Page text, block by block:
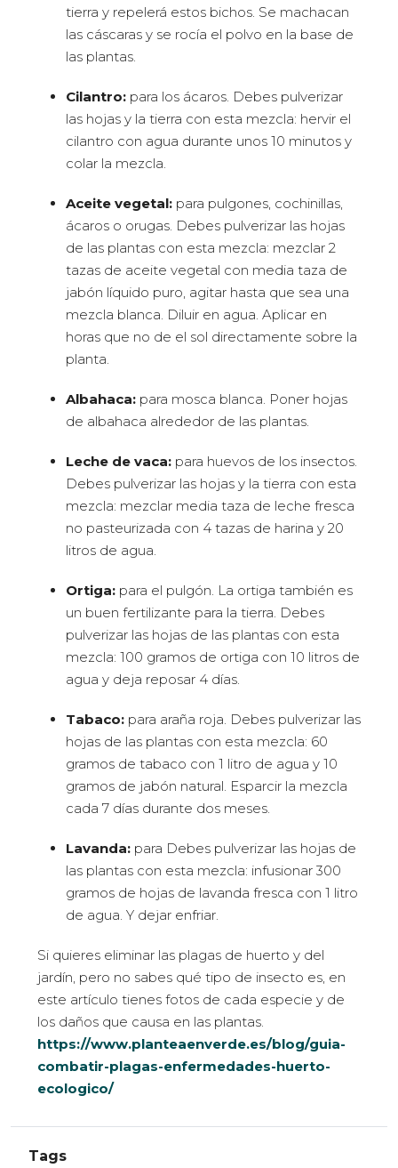
tierra y repelerá estos bichos. Se machacan
las cáscaras y se rocía el polvo en la base de
las plantas.
Cilantro: para los ácaros. Debes pulverizar
las hojas y la tierra con esta mezcla: hervir el
cilantro con agua durante unos 10 minutos y
colar la mezcla.
Aceite vegetal: para pulgones, cochinillas,
ácaros o orugas. Debes pulverizar las hojas
de las plantas con esta mezcla: mezclar 2
tazas de aceite vegetal con media taza de
jabón líquido puro, agitar hasta que sea una
mezcla blanca. Diluir en agua. Aplicar en
horas que no de el sol directamente sobre la
planta.
Albahaca: para mosca blanca. Poner hojas
de albahaca alrededor de las plantas.
Leche de vaca: para huevos de los insectos.
Debes pulverizar las hojas y la tierra con esta
mezcla: mezclar media taza de leche fresca
no pasteurizada con 4 tazas de harina y 20
litros de agua.
Ortiga: para el pulgón. La ortiga también es
un buen fertilizante para la tierra. Debes
pulverizar las hojas de las plantas con esta
mezcla: 100 gramos de ortiga con 10 litros de
agua y deja reposar 4 días.
Tabaco: para araña roja. Debes pulverizar las
hojas de las plantas con esta mezcla: 60
gramos de tabaco con 1 litro de agua y 10
gramos de jabón natural. Esparcir la mezcla
cada 7 días durante dos meses.
Lavanda: para Debes pulverizar las hojas de
las plantas con esta mezcla: infusionar 300
gramos de hojas de lavanda fresca con 1 litro
de agua. Y dejar enfriar.
Si quieres eliminar las plagas de huerto y del
jardín, pero no sabes qué tipo de insecto es, en
este artículo tienes fotos de cada especie y de
los daños que causa en las plantas.
https://www.planteaenverde.es/blog/guia-
combatir-plagas-enfermedades-huerto-
ecologico/
Tags